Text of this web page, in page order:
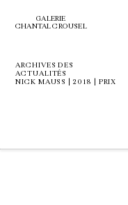
GALERIE
CHANTAL CROUSEL
ARCHIVES DES
ACTUALITÉS
NICK MAUSS | 2018 | PRIX